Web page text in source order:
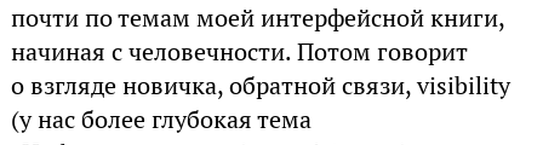
почти по темам моей интерфейсной книги,
начиная с человечности. Потом говорит
о взгляде новичка, обратной связи, visibility
(у нас более глубокая тема